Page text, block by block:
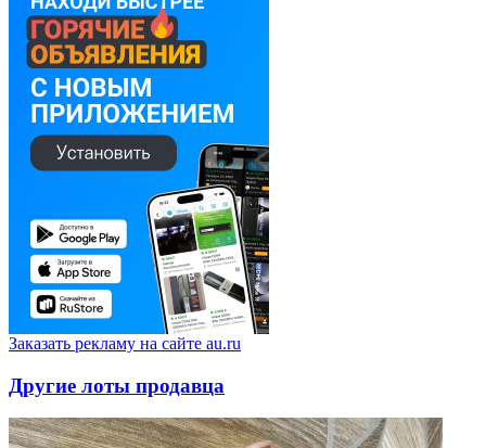
Заказать рекламу на сайте au.ru
Другие лоты продавца